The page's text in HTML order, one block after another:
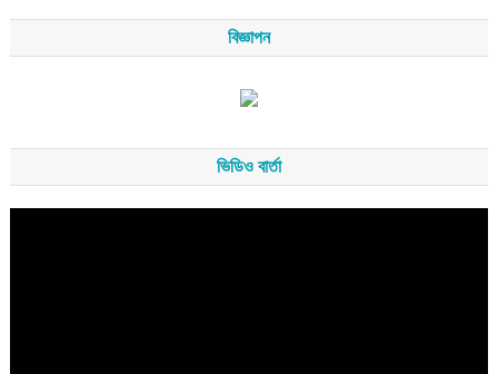
বিজ্ঞাপন
ভিডিও বার্তা